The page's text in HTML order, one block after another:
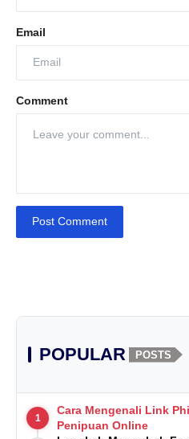
Email
Comment
Post Comment
POPULAR POSTS
1
Cara Mengenali Link
Penipuan Online